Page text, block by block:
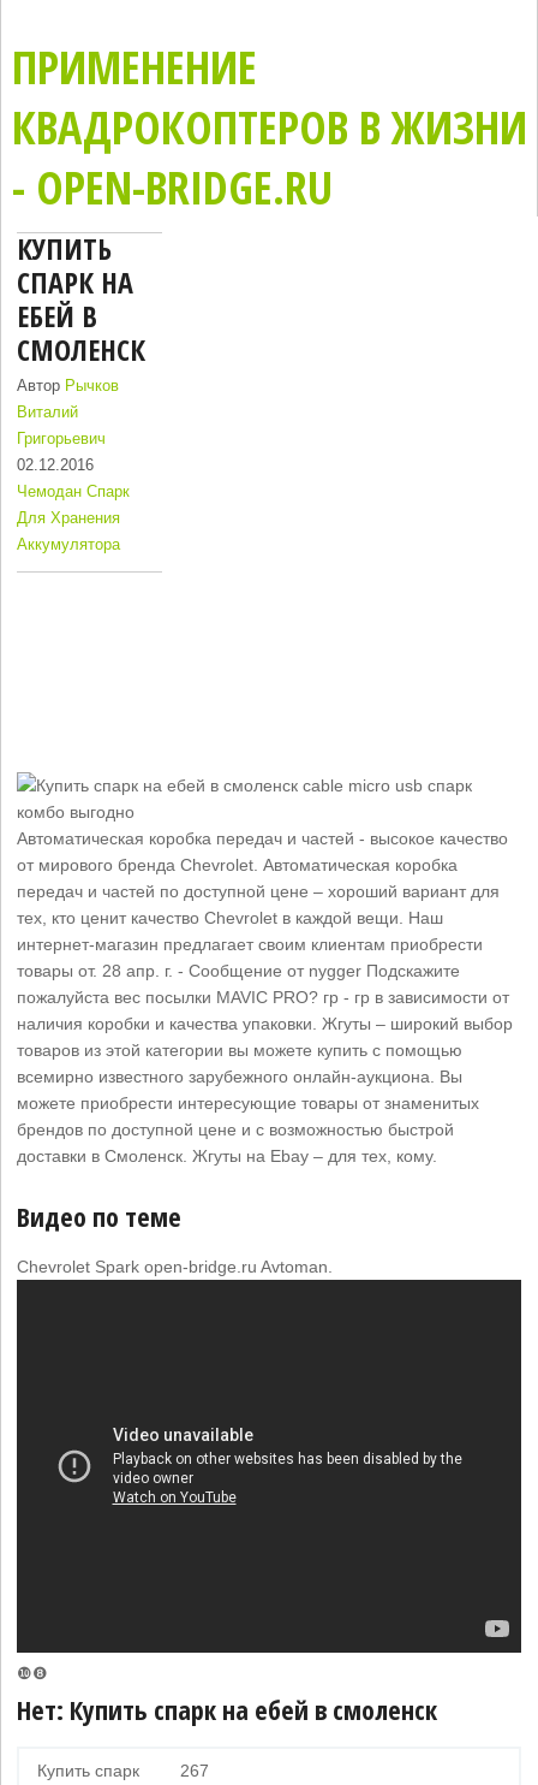
ПРИМЕНЕНИЕ
КВАДРОКОПТЕРОВ В ЖИЗНИ
- OPEN-BRIDGE.RU
КУПИТЬ
СПАРК НА
ЕБЕЙ В
СМОЛЕНСК
Автор Рычков
Виталий
Григорьевич
02.12.2016
Чемодан Спарк
Для Хранения
Аккумулятора
Автоматическая коробка передач и частей - высокое качество
от мирового бренда Chevrolet. Автоматическая коробка
передач и частей по доступной цене – хороший вариант для
тех, кто ценит качество Chevrolet в каждой вещи. Наш
интернет-магазин предлагает своим клиентам приобрести
товары от. 28 апр. г. - Сообщение от nygger Подскажите
пожалуйста вес посылки MAVIC PRO? гр - гр в зависимости от
наличия коробки и качества упаковки. Жгуты – широкий выбор
товаров из этой категории вы можете купить с помощью
всемирно известного зарубежного онлайн-аукциона. Вы
можете приобрести интересующие товары от знаменитых
брендов по доступной цене и с возможностью быстрой
доставки в Смоленск. Жгуты на Ebay – для тех, кому.
Видео по теме
Chevrolet Spark open-bridge.ru Avtoman.
❿❽
Нет: Купить спарк на ебей в смоленск
Купить спарк
267